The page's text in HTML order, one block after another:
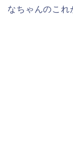
なちゃんのこれ